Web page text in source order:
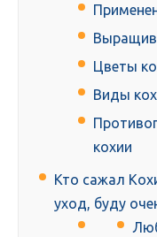
Цветы
Виды
кохии
Кто сажал
уход, буду